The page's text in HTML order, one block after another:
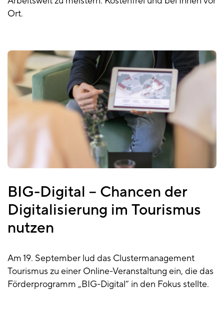
Ort.
BIG-Digital – Chancen der
Digitalisierung im Tourismus
nutzen
Am 19. September lud das Clustermanagement
Tourismus zu einer Online-Veranstaltung ein, die das
Förderprogramm „BIG-Digital“ in den Fokus stellte.